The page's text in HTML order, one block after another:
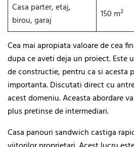
Casa parter, etaj,
birou, garaj
150 m2
Cea mai apropiata valoare de cea
dupa ce aveti deja un proiect. Este
de constructie, pentru ca si acesta
importanta. Discutati direct cu
acest domeniu. Aceasta abordare
plus pretinse de intermediari.
Casa panouri sandwich castiga